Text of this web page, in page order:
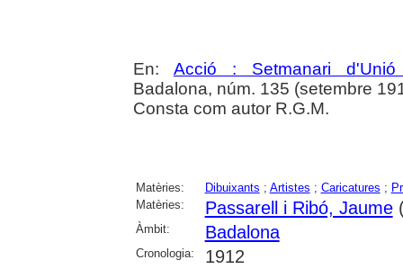
En: Acció : Setmanari d'Unió
Badalona, núm. 135 (setembre
Consta com autor R.G.M.
Matèries: Dibuixants ; Artistes ; Caricatures ;
Matèries:
Passarell i Ribó, Jaume
Àmbit: Badalona
Cronologia: 1912